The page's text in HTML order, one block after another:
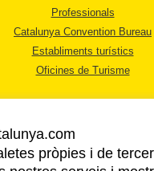
Professionals
Catalunya Convention Bureau
Establiments turístics
Oficines de Turisme
pròpies i de